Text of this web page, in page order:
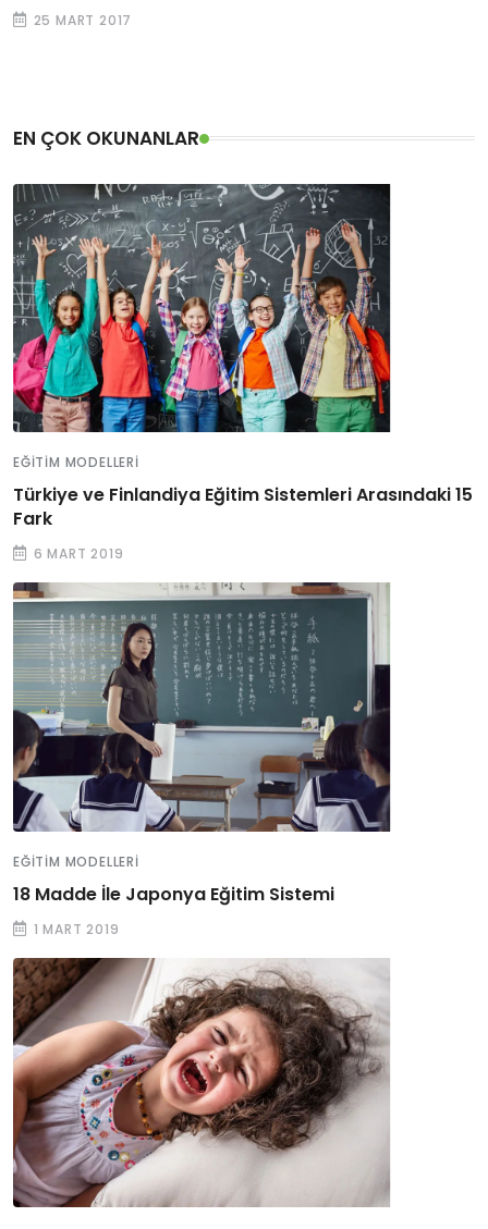
25 MART 2017
EN ÇOK OKUNANLAR
EĞITIM MODELLERI
Türkiye ve Finlandiya Eğitim Sistemleri Arasındaki 15
Fark
6 MART 2019
EĞITIM MODELLERI
18 Madde İle Japonya Eğitim Sistemi
1 MART 2019